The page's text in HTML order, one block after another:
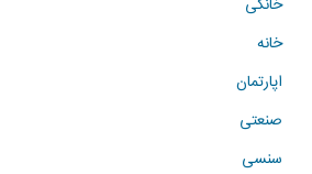
خانه
اپارتمان
صنعتی
سنسی